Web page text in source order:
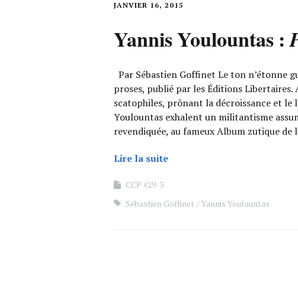
JANVIER 16, 2015
Yannis Youlountas :
Par Sébastien Goffinet Le ton n’étonne
proses, publié par les Éditions
scatophiles, prônant la décroissance et le
Youlountas exhalent un militantisme
revendiquée, au fameux Album zutique de
Lire la suite
CCP #29-3
Sébastien Goffinet
Yannis Youlountas